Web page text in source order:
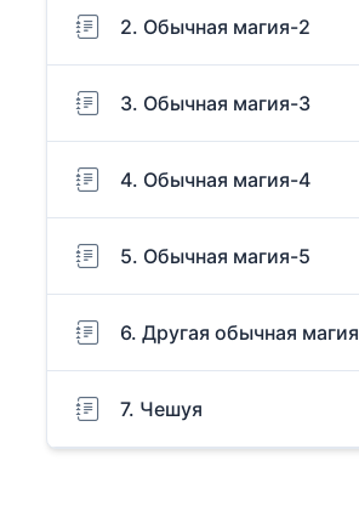
2. Обычная магия-2
3. Обычная магия-3
4. Обычная магия-4
5. Обычная магия-5
6. Другая обычная магия
7. Чешуя